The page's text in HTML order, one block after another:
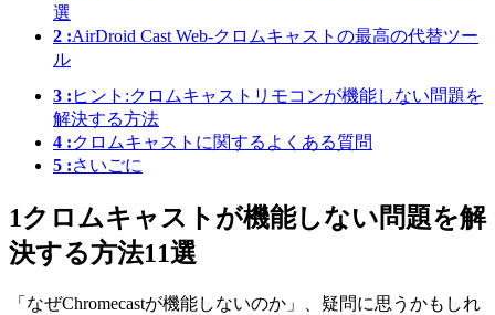
選
2 :AirDroid Cast Web‐クロムキャストの最高の代替ツー
ル
3 : ヒント:クロムキャストリモコンが機能しない問題を
解決する方法
4 :クロムキャストに関するよくある質問
5 :さいごに
1クロムキャストが機能しない問題を解
決する方法11選
「なぜChromecastが機能しないのか」、疑問に思うかもしれ